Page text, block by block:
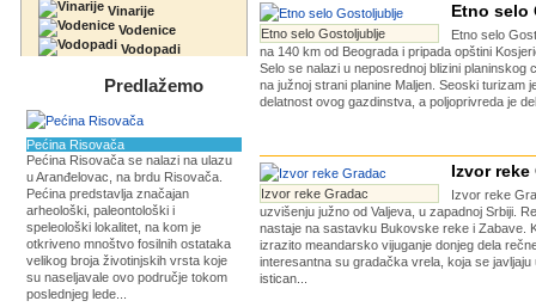
Vinarije
Vodenice
Vodopadi
Predlažemo
Pećina Risovača
Pećina Risovača se nalazi na ulazu
u Aranđelovac, na brdu Risovača.
Pećina predstavlja značajan
arheološki, paleontološki i
speleološki lokalitet, na kom je
otkriveno mnoštvo fosilnih ostataka
velikog broja životinjskih vrsta koje
su naseljavale ovo područje tokom
poslednjeg lede...
Etno selo Gostoljublje
Etno selo
Etno selo
na 140 km od Beograda i pripada opštini
Selo se nalazi u neposrednoj blizini planinskog
na južnoj strani planine Maljen. Seoski turizam
delatnost ovog gazdinstva, a poljoprivreda je
Izvor reke Gradac
Izvor reke
Izvor reke
uzvišenju južno od Valjeva, u zapadnoj Srbiji.
nastaje na sastavku Bukovske reke i Zabave.
izrazito meandarsko vijuganje donjeg dela
interesantna su gradačka vrela, koja se javljaju
istican...